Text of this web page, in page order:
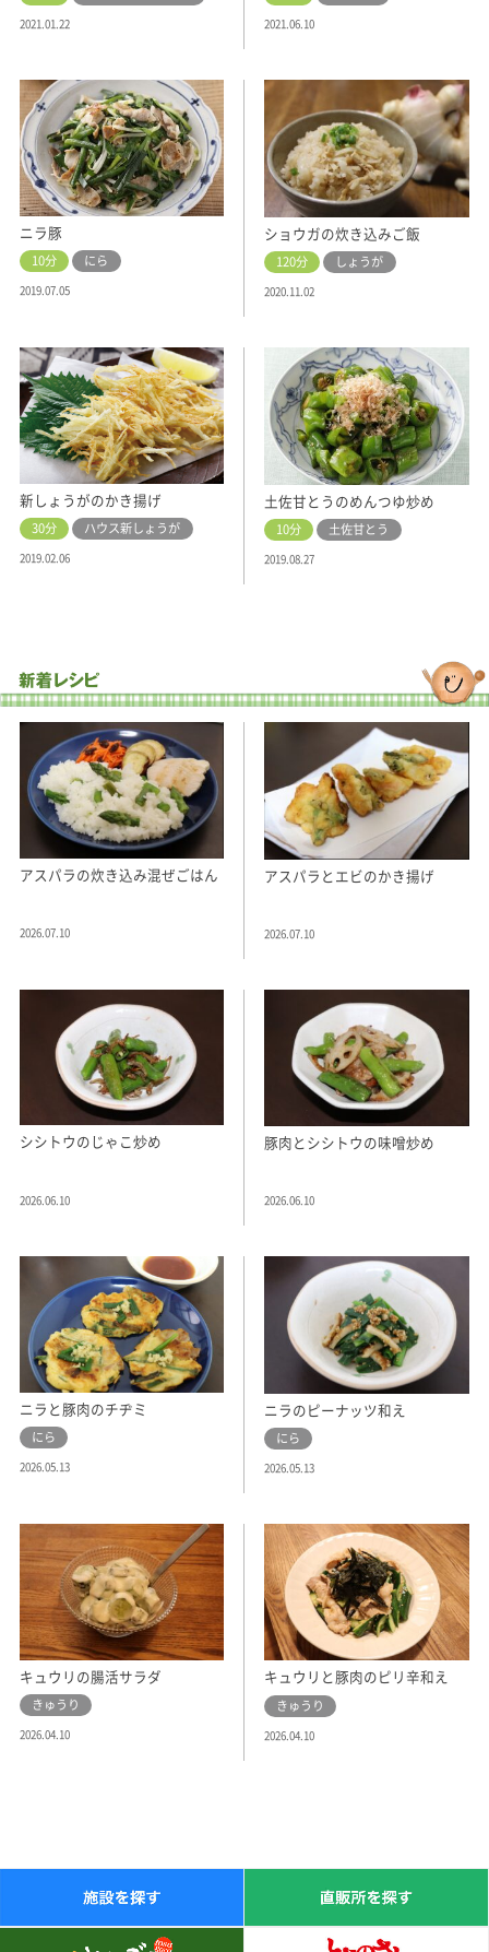
2021.01.22 2021.06.10
ニラ豚
10分 にら
2019.07.05
ショウガの炊き込みご飯
120分 しょうが
2020.11.02
新しょうがのかき揚げ
30分 ハウス新しょうが
2019.02.06
土佐甘とうのめんつゆ炒め
10分 土佐甘とう
2019.08.27
アスパラの炊き込み混ぜごはん
2026.07.10
アスパラとエビのかき揚げ
2026.07.10
シシトウのじゃこ炒め
2026.06.10
豚肉とシシトウの味噌炒め
2026.06.10
ニラと豚肉のチヂミ
にら
2026.05.13
ニラのピーナッツ和え
にら
2026.05.13
キュウリの腸活サラダ
きゅうり
2026.04.10
キュウリと豚肉のピリ辛和え
きゅうり
2026.04.10